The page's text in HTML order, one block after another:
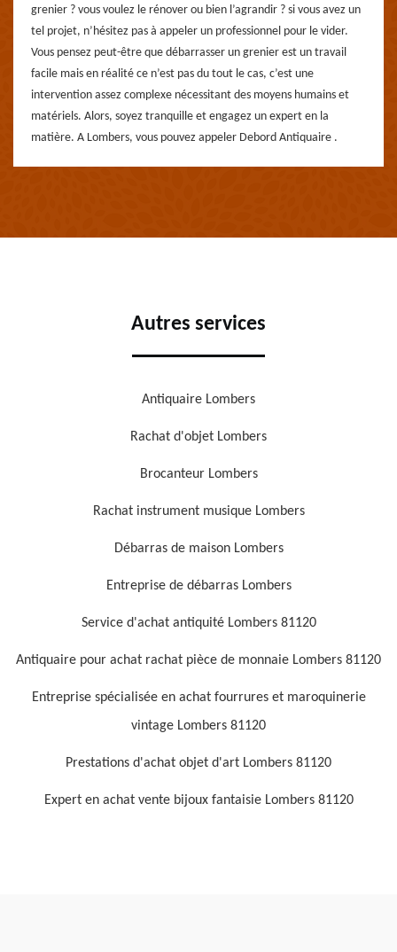
grenier ? vous voulez le rénover ou bien l’agrandir ? si vous avez un
tel projet, n’hésitez pas à appeler un professionnel pour le vider.
Vous pensez peut-être que débarrasser un grenier est un travail
facile mais en réalité ce n’est pas du tout le cas, c’est une
intervention assez complexe nécessitant des moyens humains et
matériels. Alors, soyez tranquille et engagez un expert en la
matière. A Lombers, vous pouvez appeler Debord Antiquaire .
Autres services
Antiquaire Lombers
Rachat d'objet Lombers
Brocanteur Lombers
Rachat instrument musique Lombers
Débarras de maison Lombers
Entreprise de débarras Lombers
Service d'achat antiquité Lombers 81120
Antiquaire pour achat rachat pièce de monnaie Lombers 81120
Entreprise spécialisée en achat fourrures et maroquinerie
vintage Lombers 81120
Prestations d'achat objet d'art Lombers 81120
Expert en achat vente bijoux fantaisie Lombers 81120